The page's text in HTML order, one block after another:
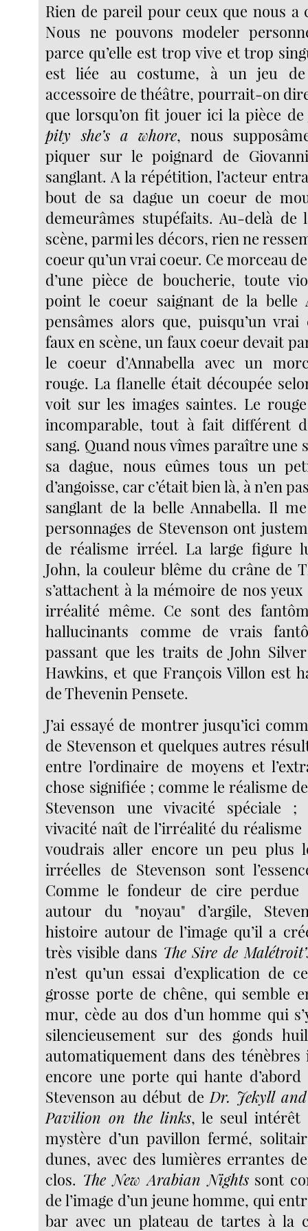
Rien de pareil pour ceux que nous a
Nous ne pouvons modeler
parce qu’elle est trop vive et trop
est liée au costume, à un jeu
accessoire de théâtre, pourrait-on
que lorsqu’on fit jouer ici la pièce
pity she’s a whore, nous
piquer sur le poignard de
sanglant. A la répétition, l’acteur
bout de sa dague un coeur de
demeurâmes stupéfaits. Au-delà
scène, parmi les décors, rien ne
coeur qu’un vrai coeur. Ce morceau
d’une pièce de boucherie, toute
point le coeur saignant de la belle
pensâmes alors que, puisqu’un
faux en scène, un faux coeur devait
le coeur d’Annabella avec un
rouge. La flanelle était découpée
voit sur les images saintes. Le
incomparable, tout à fait différent
sang. Quand nous vîmes paraître une
sa dague, nous eûmes tous un
d’angoisse, car c’était bien là, à n’en
sanglant de la belle Annabella. Il
personnages de Stevenson ont
de réalisme irréel. La large figure
John, la couleur blême du crâne de
s’attachent à la mémoire de nos
irréalité même. Ce sont des
hallucinants comme de vrais
passant que les traits de John
Hawkins, et que François Villon est
de Thevenin Pensete.
J’ai essayé de montrer jusqu’ici
de Stevenson et quelques autres
entre l’ordinaire de moyens et
chose signifiée ; comme le réalisme
Stevenson une vivacité spéciale ;
vivacité naît de l’irréalité du réalisme
voudrais aller encore un peu plus
irréelles de Stevenson sont
Comme le fondeur de cire perdue
autour du "noyau" d’argile,
histoire autour de l’image qu’il a
très visible dans The Sire de
n’est qu’un essai d’explication de
grosse porte de chêne, qui semble
mur, cède au dos d’un homme qui
silencieusement sur des gonds
automatiquement dans des ténèbres
encore une porte qui hante d’abord
Stevenson au début de Dr. Jekyll
Pavilion on the links, le seul intérêt
mystère d’un pavillon fermé,
dunes, avec des lumières errantes
clos. The New Arabian Nightssont
de l’image d’un jeune homme, qui
bar avec un plateau de tartes à la